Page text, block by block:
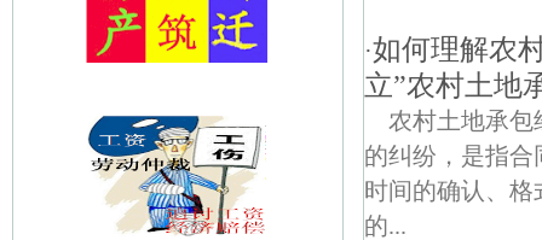
·如何理解农
立”农村土地
农村土地承包
的纠纷，是指
时间的确认、
的...